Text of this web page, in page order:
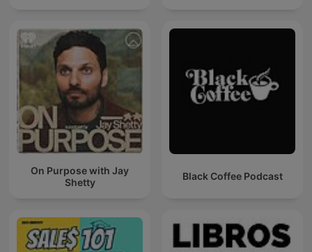
Black Coffee Podcast
On Purpose with Jay
Shetty